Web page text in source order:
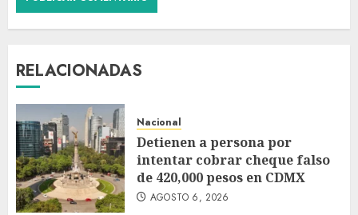
RELACIONADAS
Nacional
Detienen a persona por
intentar cobrar cheque falso
de 420,000 pesos en CDMX
AGOSTO 6, 2026